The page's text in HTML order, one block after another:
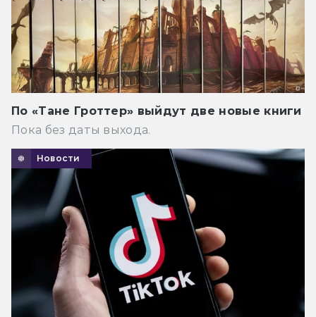
По «Тане Гроттер» выйдут две новые книги
Пока без даты выхода.
Новости